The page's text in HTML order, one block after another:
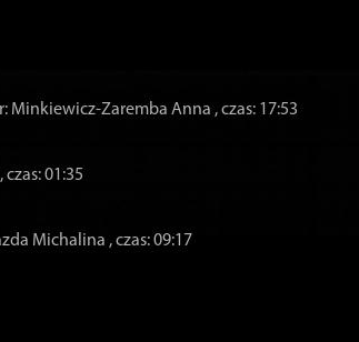
Minkiewicz-Zaremba Anna , czas: 17:53
, czas: 01:35
Michalina , czas: 09:17